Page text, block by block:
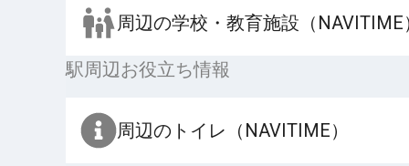
周辺の学校・教育施設（NAVITIME
駅周辺お役立ち情報
周辺のトイレ（NAVITIME）